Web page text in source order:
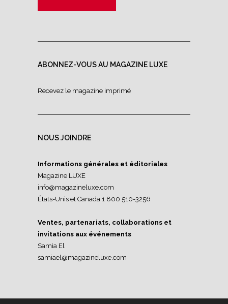
ABONNEZ-VOUS AU MAGAZINE LUXE
Recevez le magazine imprimé
NOUS JOINDRE
Informations générales et éditoriales
Magazine LUXE
info@magazineluxe.com
États-Unis et Canada 1 800 510-3256
Ventes, partenariats, collaborations et
invitations aux événements
Samia El
samiael@magazineluxe.com